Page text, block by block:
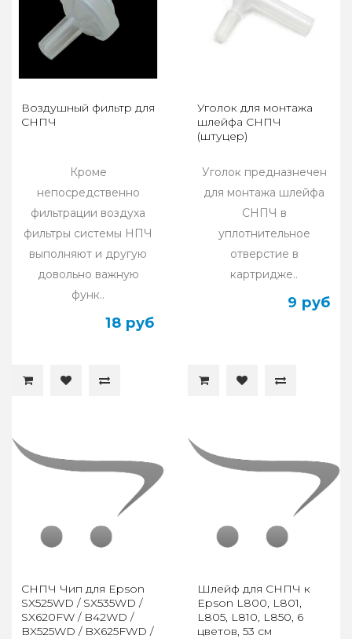
Воздушный фильтр для
СНПЧ
Кроме
непосредственно
фильтрации воздуха
фильтры системы НПЧ
выполняют и другую
довольно важную
функ..
18 руб
Уголок для монтажа
шлейфа СНПЧ
(штуцер)
Уголок предназнечен
для монтажа шлейфа
СНПЧ в
уплотнительное
отверстие в
картридже..
9 руб
СНПЧ Чип для Epson
SX525WD / SX535WD /
SX620FW / B42WD /
BX525WD / BX625FWD /
Шлейф для СНПЧ к
Epson L800, L801,
L805, L810, L850, 6
цветов, 53 см